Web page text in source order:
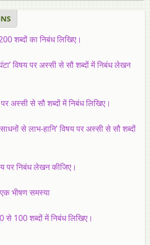
शब्दों का निबंध लिखिए।
विषय पर अस्‍सी से सौ शब्‍दों में निबंध लेखन
अस्‍सी से सौ शब्‍दों में निबंध लिखिए।
से लाभ-हानि’ विषय पर अस्सी से सौ शब्‍दों
पर निबंध लेखन कीजिए।
भीषण समस्या
से 100 शब्दों में निबंध लिखिए।